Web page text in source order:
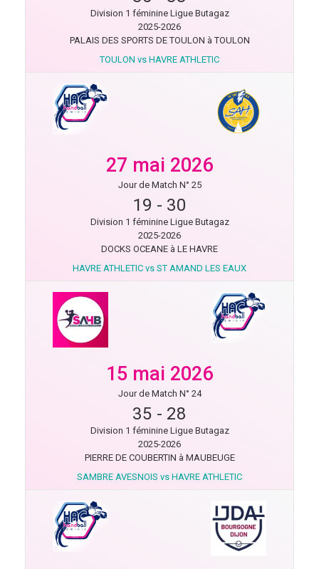
Division 1 féminine Ligue Butagaz
2025-2026
PALAIS DES SPORTS DE TOULON à TOULON
TOULON vs HAVRE ATHLETIC
27 mai 2026
Jour de Match N° 25
19 - 30
Division 1 féminine Ligue Butagaz
2025-2026
DOCKS OCEANE à LE HAVRE
HAVRE ATHLETIC vs ST AMAND LES EAUX
15 mai 2026
Jour de Match N° 24
35 - 28
Division 1 féminine Ligue Butagaz
2025-2026
PIERRE DE COUBERTIN à MAUBEUGE
SAMBRE AVESNOIS vs HAVRE ATHLETIC